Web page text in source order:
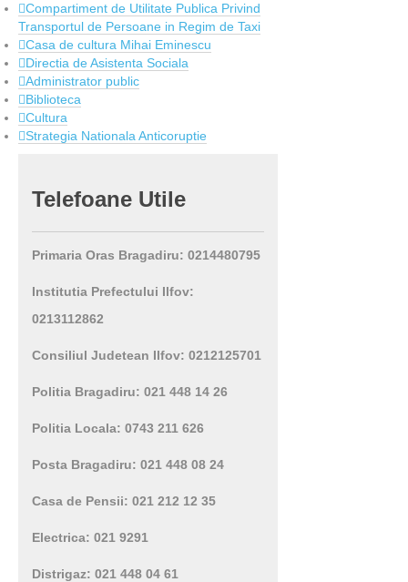
Compartiment de Utilitate Publica Privind
Transportul de Persoane in Regim de Taxi
Casa de cultura Mihai Eminescu
Directia de Asistenta Sociala
Administrator public
Biblioteca
Cultura
Strategia Nationala Anticoruptie
Telefoane Utile
Primaria Oras Bragadiru: 0214480795
Institutia Prefectului Ilfov:
0213112862
Consiliul Judetean Ilfov: 0212125701
Politia Bragadiru: 021 448 14 26
Politia Locala: 0743 211 626
Posta Bragadiru: 021 448 08 24
Casa de Pensii: 021 212 12 35
Electrica: 021 9291
Distrigaz: 021 448 04 61